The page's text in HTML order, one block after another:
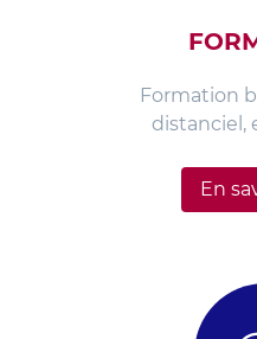
Formation
distanciel,
En